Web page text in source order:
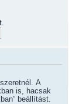
A
is, hacsak
beállítást.